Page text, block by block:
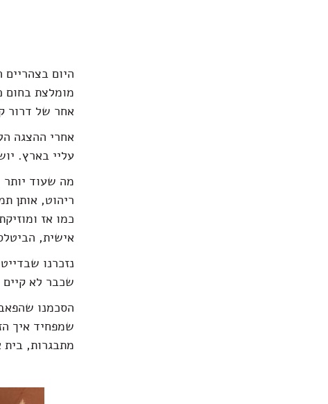
היום
מומלצת בחום
אחר של דרור
אחרי ההצגה
עליי בארץ. יושב בו בערך
מה שעוד
ריהוט, אותן
כמו אז
אישית,
שכבר לא קיים
הסכמנו שהפאב
שמפחיד איך
מתבגרות, בית